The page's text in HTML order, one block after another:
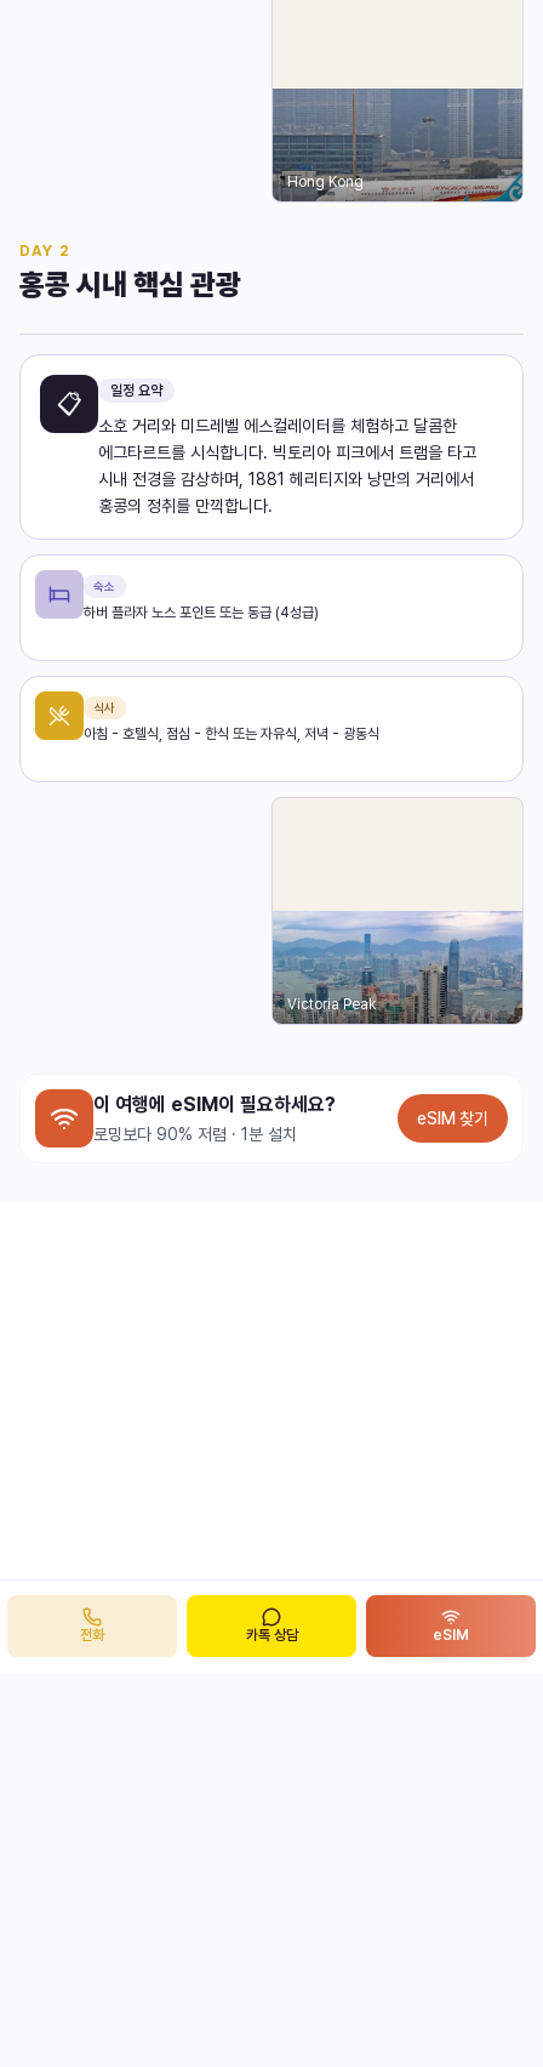
Hong Kong
DAY 2
홍콩 시내 핵심 관광
📋 일정 요약
소호 거리와 미드레벨 에스컬레이터를 체험하고 달콤한
에그타르트를 시식합니다. 빅토리아 피크에서 트램을 타고
시내 전경을 감상하며, 1881 헤리티지와 낭만의 거리에서
홍콩의 정취를 만끽합니다.
숙소
하버 플라자 노스 포인트 또는 동급 (4성급)
식사
아침 - 호텔식, 점심 - 한식 또는 자유식, 저녁 - 광동식
Victoria Peak
이 여행에 eSIM이 필요하세요?
로밍보다 90% 저렴 · 1분 설치
eSIM 찾기
전화 카톡 상담 eSIM